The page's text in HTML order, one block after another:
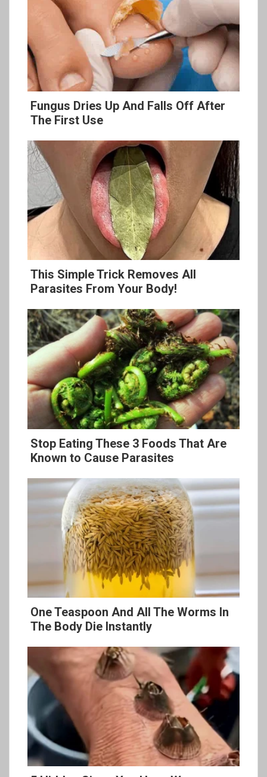
Fungus Dries Up And Falls Off After
The First Use
This Simple Trick Removes All
Parasites From Your Body!
Stop Eating These 3 Foods That Are
Known to Cause Parasites
One Teaspoon And All The Worms In
The Body Die Instantly